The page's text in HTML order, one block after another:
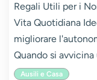
Regali Utili per i
Vita Quotidiana
migliorare
Quando si
Ausili e Casa